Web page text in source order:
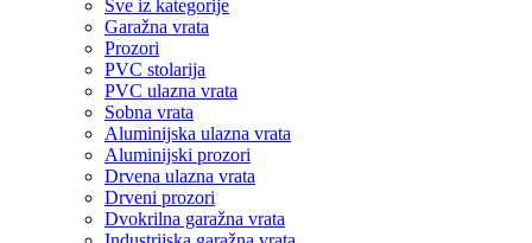
Sve iz kategorije
Garažna vrata
Prozori
PVC stolarija
PVC ulazna vrata
Sobna vrata
Aluminijska ulazna vrata
Aluminijski prozori
Drvena ulazna vrata
Drveni prozori
Dvokrilna garažna vrata